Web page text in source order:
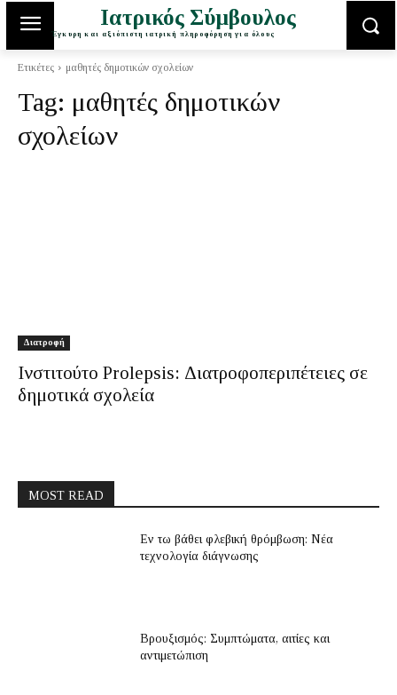
Ιατρικός Σύμβουλος
Έγκυρη και αξιόπιστη ιατρική πληροφόρηση για όλους
Ετικέτες μαθητές δημοτικών σχολείων
Tag: μαθητές δημοτικών
σχολείων
Διατροφή
Ινστιτούτο Prolepsis: Διατροφοπεριπέτειες σε
δημοτικά σχολεία
MOST READ
Εν τω βάθει φλεβική θρόμβωση: Νέα
τεχνολογία διάγνωσης
Βρουξισμός: Συμπτώματα, αιτίες και
αντιμετώπιση